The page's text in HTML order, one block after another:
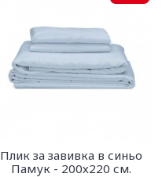
Плик за завивка в синьо
Памук - 200х220 см.